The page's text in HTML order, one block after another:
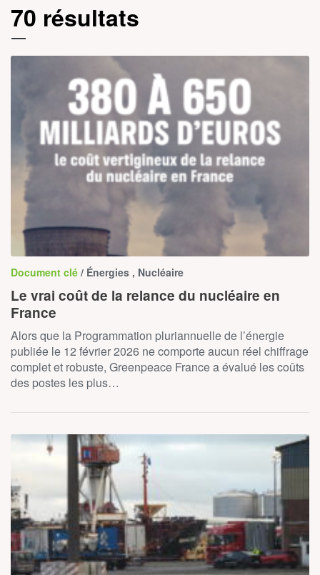
70 résultats
Document clé / Énergies , Nucléaire
Le vrai coût de la relance du nucléaire en
France
Alors que la Programmation pluriannuelle de l’énergie
publiée le 12 février 2026 ne comporte aucun réel chiffrage
complet et robuste, Greenpeace France a évalué les coûts
des postes les plus…